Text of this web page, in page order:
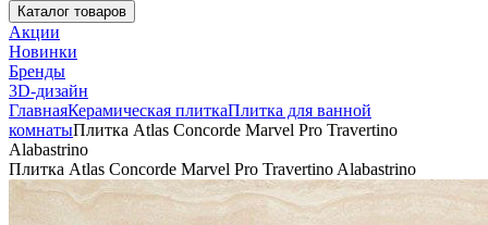
Каталог товаров
Акции
Новинки
Бренды
3D-дизайн
ГлавнаяКерамическая плиткаПлитка для ванной
комнатыПлитка Atlas Concorde Marvel Pro Travertino
Alabastrino
Плитка Atlas Concorde Marvel Pro Travertino Alabastrino